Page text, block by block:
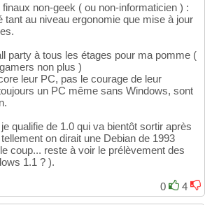
non-geek ( ou non-informaticien ) :
tant au niveau ergonomie que mise à jour
party à tous les étages pour ma pomme (
non plus )
leur PC, pas le courage de leur
un PC même sans Windows, sont
qualifie de 1.0 qui va bientôt sortir après
on dirait une Debian de 1993
coup... reste à voir le prélèvement des
1.1 ? ).
0 4